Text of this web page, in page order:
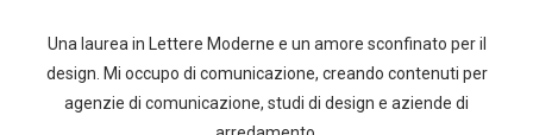
Una laurea in Lettere Moderne e un amore sconfinato per il
design. Mi occupo di comunicazione, creando contenuti per
agenzie di comunicazione, studi di design e aziende di